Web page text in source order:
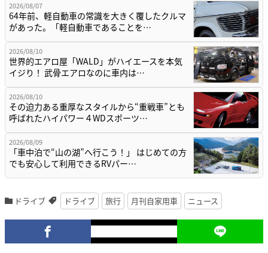
2026/08/07
64年前、軽自動車の常識を大きく覆したクルマ
があった。「軽自動車であることを…
2026/08/10
世界的エアロ屋「WALD」がハイエースを本気
イジり！ 武骨エアロなのに車内は…
2026/08/10
その迫力ある重厚なスタイルから“重戦車”とも
呼ばれたハイパワー４WDスポーツ…
2026/08/09
「車中泊で“山の湖”へ行こう！」 はじめての方
でも安心して利用できるRVパー…
ドライブ ドライブ 旅行 月刊自家用車 ニュース